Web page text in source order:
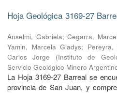
Hoja Geológica 3169-27
Anselmi, Gabriela;Cegarra,
Yamin, Marcela Gladys;
Carlos Jorge
(Instituto de
Servicio Geológico Minero
La Hoja 3169-27 Barreal se
provincia de San Juan, y